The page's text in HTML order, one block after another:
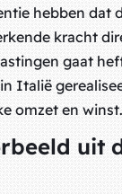
hebben dat
kracht
gaat
Italië
omzet en winst.
uit